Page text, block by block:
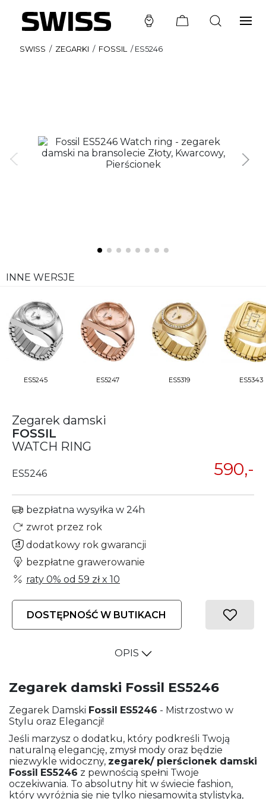
SWISS / ZEGARKI / FOSSIL /ES5246
INNE WERSJE
ES5245 ES5247 ES5319 ES5343
Zegarek damski
FOSSIL
WATCH RING
ES5246 590,-
bezpłatna wysyłka w 24h
zwrot przez rok
dodatkowy rok gwarancji
bezpłatne grawerowanie
raty 0% od 59 złx 10
DOSTĘPNOŚĆ W BUTIKACH
OPIS
Zegarek damski Fossil ES5246
Zegarek Damski Fossil ES5246 - Mistrzostwo w
Stylu oraz Elegancji!
Jeśli marzysz o dodatku, który podkreśli Twoją
naturalną elegancję, zmysł mody oraz będzie
niezwykle widoczny, zegarek/ pierścionek damski
Fossil
ES5246 z pewnością spełni Twoje
oczekiwania. To absolutny hit w świecie fashion,
który wyróżnia się nie tylko niesamowitą stylistyką,